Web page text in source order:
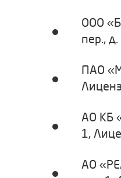
ООО
пер.,
ПАО
АО КБ
1,
АО